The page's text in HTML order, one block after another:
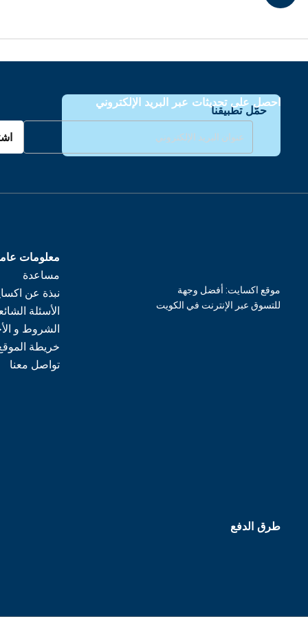
حمّل تطبيقنا
احصل على تحديثات عبر البريد الإلكتروني
معلومات
مساعدة
نبذة عن
الأسئلة
الشروط و
خريطة
تواصل معنا
موقع اكسايت: أفضل وجهة
للتسوق عبر الإنترنت في الكويت
طرق الدفع